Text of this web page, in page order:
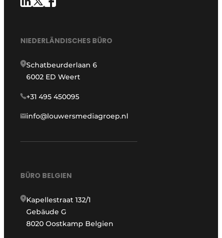
NIEDERLÄNDISCHES BÜRO
Schatbeurderlaan 6
6002 ED Weert
+31 495 450095
info@louwersmediagroep.nl
BÜRO BELGIEN
Kapellestraat 132/1
Gebäude G
8020 Oostkamp Belgien